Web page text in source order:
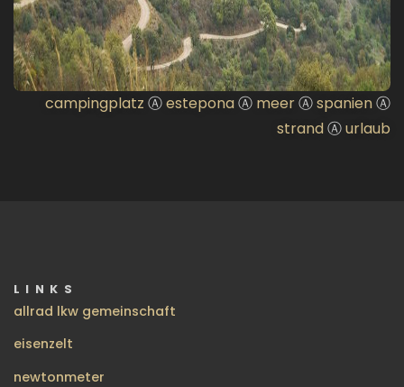
campingplatz ⒶesteponaⒶ meerⒶspanienⒶ
strandⒶurlaub
LINKS
allrad lkw gemeinschaft
eisenzelt
newtonmeter